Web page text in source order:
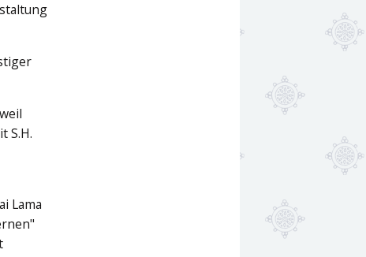
S.H.
Lama